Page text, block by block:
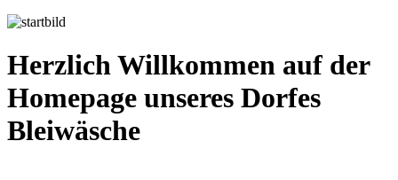
Herzlich Willkommen auf der
Homepage unseres Dorfes
Bleiwäsche